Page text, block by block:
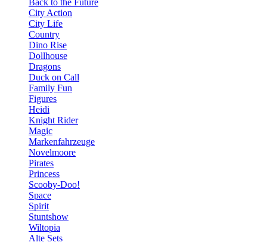
Back to the Future
City Action
City Life
Country
Dino Rise
Dollhouse
Dragons
Duck on Call
Family Fun
Figures
Heidi
Knight Rider
Magic
Markenfahrzeuge
Novelmoore
Pirates
Princess
Scooby-Doo!
Space
Spirit
Stuntshow
Wiltopia
Alte Sets